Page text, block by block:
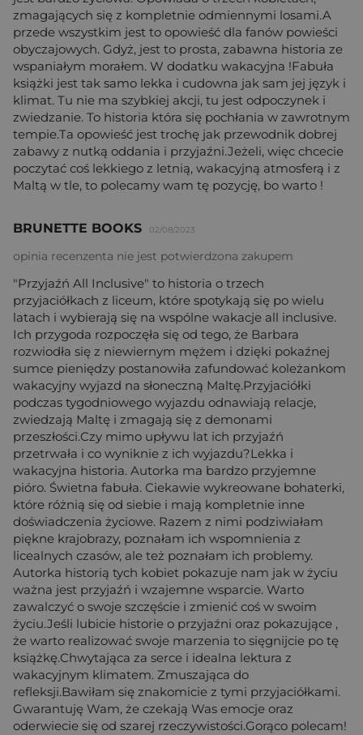
zmagających się z kompletnie odmiennymi losami.A
przede wszystkim jest to opowieść dla fanów powieści
obyczajowych. Gdyż, jest to prosta, zabawna historia ze
wspaniałym morałem. W dodatku wakacyjna !Fabuła
książki jest tak samo lekka i cudowna jak sam jej język i
klimat. Tu nie ma szybkiej akcji, tu jest odpoczynek i
zwiedzanie. To historia która się pochłania w zawrotnym
tempie.Ta opowieść jest trochę jak przewodnik dobrej
zabawy z nutką oddania i przyjaźni.Jeżeli, więc chcecie
poczytać coś lekkiego z letnią, wakacyjną atmosferą i z
Maltą w tle, to polecamy wam tę pozycję, bo warto !
BRUNETTE BOOKS 02/08/2023
opinia recenzenta nie jest potwierdzona zakupem
"Przyjaźń All Inclusive" to historia o trzech
przyjaciółkach z liceum, które spotykają się po wielu
latach i wybierają się na wspólne wakacje all inclusive.
Ich przygoda rozpoczęła się od tego, że Barbara
rozwiodła się z niewiernym mężem i dzięki pokaźnej
sumce pieniędzy postanowiła zafundować koleżankom
wakacyjny wyjazd na słoneczną Maltę.Przyjaciółki
podczas tygodniowego wyjazdu odnawiają relacje,
zwiedzają Maltę i zmagają się z demonami
przeszłości.Czy mimo upływu lat ich przyjaźń
przetrwała i co wyniknie z ich wyjazdu?Lekka i
wakacyjna historia. Autorka ma bardzo przyjemne
pióro. Świetna fabuła. Ciekawie wykreowane bohaterki,
które różnią się od siebie i mają kompletnie inne
doświadczenia życiowe. Razem z nimi podziwiałam
piękne krajobrazy, poznałam ich wspomnienia z
licealnych czasów, ale też poznałam ich problemy.
Autorka historią tych kobiet pokazuje nam jak w życiu
ważna jest przyjaźń i wzajemne wsparcie. Warto
zawalczyć o swoje szczęście i zmienić coś w swoim
życiu.Jeśli lubicie historie o przyjaźni oraz pokazujące ,
że warto realizować swoje marzenia to sięgnijcie po tę
książkę.Chwytająca za serce i idealna lektura z
wakacyjnym klimatem. Zmuszająca do
refleksji.Bawiłam się znakomicie z tymi przyjaciółkami.
Gwarantuję Wam, że czekają Was emocje oraz
oderwiecie się od szarej rzeczywistości.Gorąco polecam!